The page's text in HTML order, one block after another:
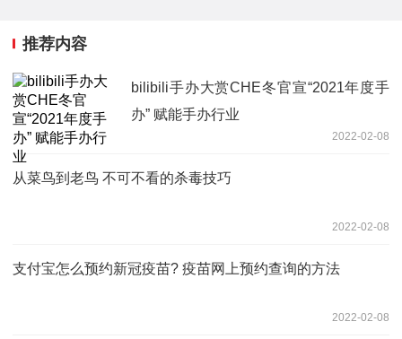
推荐内容
bilibili手办大赏CHE冬官宣“2021年度手
办” 赋能手办行业
2022-02-08
从菜鸟到老鸟 不可不看的杀毒技巧
2022-02-08
支付宝怎么预约新冠疫苗? 疫苗网上预约查询的方法
2022-02-08